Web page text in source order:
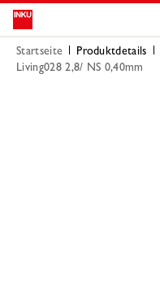
Startseite Produktdetails
Living028 2,8/ NS 0,40mm